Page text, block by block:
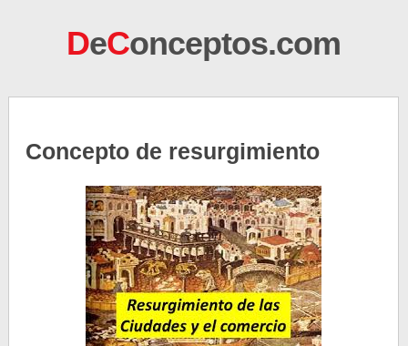
DeConceptos.com
Concepto de resurgimiento